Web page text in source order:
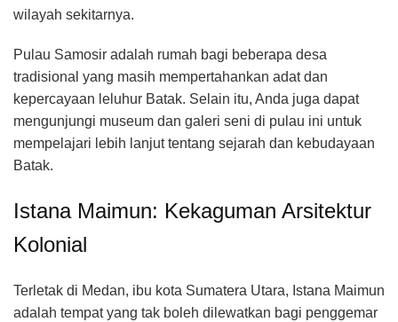
wilayah sekitarnya.
Pulau Samosir adalah rumah bagi beberapa desa
tradisional yang masih mempertahankan adat dan
kepercayaan leluhur Batak. Selain itu, Anda juga dapat
mengunjungi museum dan galeri seni di pulau ini untuk
mempelajari lebih lanjut tentang sejarah dan kebudayaan
Batak.
Istana Maimun: Kekaguman Arsitektur
Kolonial
Terletak di Medan, ibu kota Sumatera Utara, Istana Maimun
adalah tempat yang tak boleh dilewatkan bagi penggemar